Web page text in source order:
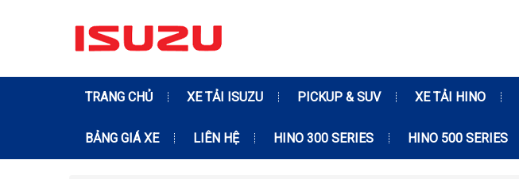
TRANG CHỦ XE TẢI ISUZU PICKUP & SUV XE TẢI HINO
BẢNG GIÁ XE LIÊN HỆ HINO 300 SERIES HINO 500 SERIES